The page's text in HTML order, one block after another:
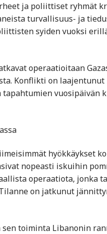
ja poliittiset ryhmät
turvallisuus- ja
syiden vuoksi
operaatioitaan
Konflikti on
vuosipäivän
hyökkäykset
nopeasti iskuihin
operaatiota, jonka
on jatkunut
toiminta Libanonin